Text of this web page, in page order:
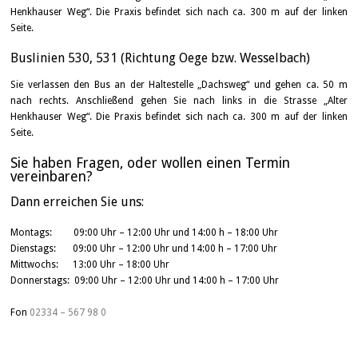
Henkhauser Weg“. Die Praxis befindet sich nach ca. 300 m auf der linken
Seite.
Buslinien 530, 531 (Richtung Oege bzw. Wesselbach)
Sie verlassen den Bus an der Haltestelle „Dachsweg“ und gehen ca. 50 m
nach rechts. Anschließend gehen Sie nach links in die Strasse „Alter
Henkhauser Weg“. Die Praxis befindet sich nach ca. 300 m auf der linken
Seite.
Sie haben Fragen, oder wollen einen Termin
vereinbaren?
Dann erreichen Sie uns:
Montags: 09:00 Uhr – 12:00 Uhr und 14:00 h – 18:00 Uhr
Dienstags: 09:00 Uhr – 12:00 Uhr und 14:00 h – 17:00 Uhr
Mittwochs: 13:00 Uhr – 18:00 Uhr
Donnerstags: 09:00 Uhr – 12:00 Uhr und 14:00 h – 17:00 Uhr
Fon 02334 – 567 98 0